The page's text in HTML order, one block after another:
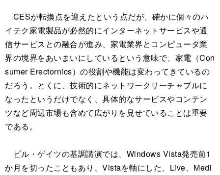
CESが転換点を迎えたという点だが、確かに個々のハ
イテク家電製品が必然的にインターネットサービスや通
信サービスとの融合が進み、家電業界とコンピュータ業
界の境界をあいまいにしているという意味で、家電（Con
sumer Erectornics）の役割や機能は変わってきているの
だろう。とくに、技術的にネットワークリーチャブルに
なったというだけでなく、具体的なサービスやコンテン
ツなど周辺市場も含めて広がりを見せていることは重要
である。
ビル・ゲイツの基調講演では、Windows Vista発売前1
か月を切ったこともあり、Vistaを軸にした、Live、Medi